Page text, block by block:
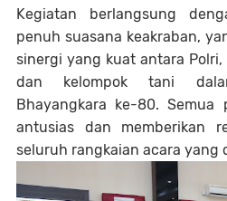
Kegiatan berlangsung
penuh suasana keakraban,
sinergi yang kuat antara Polri,
dan kelompok tani
Bhayangkara ke-80. Semua
antusias dan memberikan
seluruh rangkaian acara yang